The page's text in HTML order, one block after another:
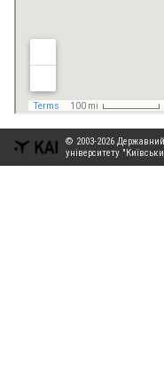
© 2003-2026
університету